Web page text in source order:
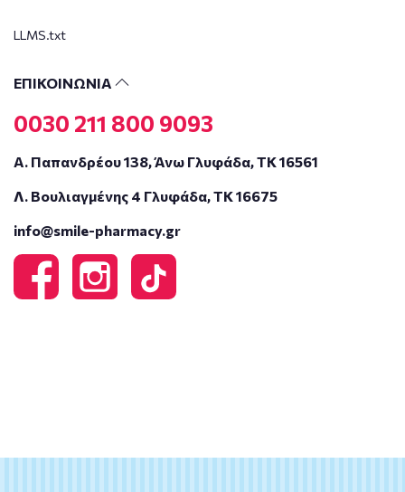
LLMS.txt
ΕΠΙΚΟΙΝΩΝΙΑ
0030 211 800 9093
Α. Παπανδρέου 138, Άνω Γλυφάδα, ΤΚ 16561
Λ. Βουλιαγμένης 4 Γλυφάδα, ΤΚ 16675
info@smile-pharmacy.gr